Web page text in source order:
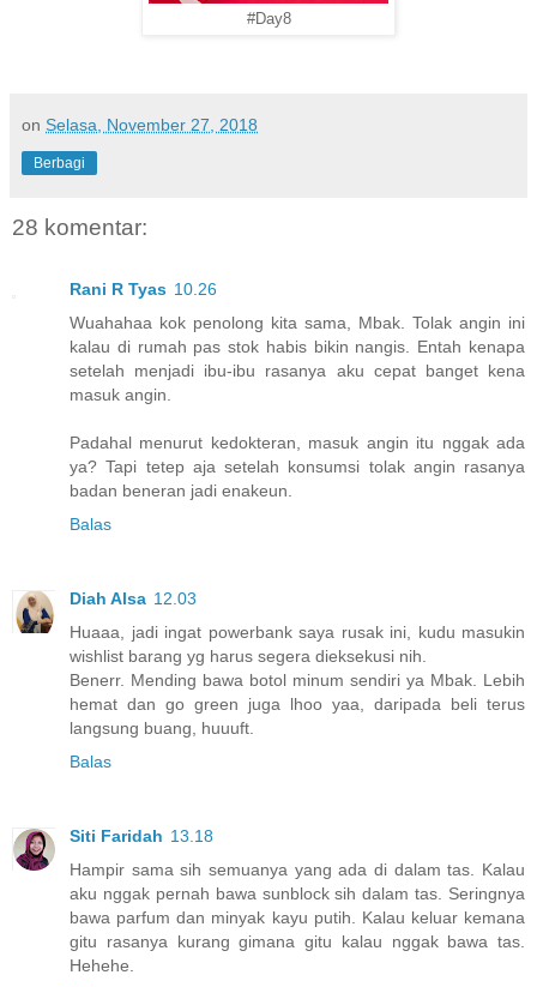
#Day8
on Selasa, November 27, 2018
Berbagi
28 komentar:
Rani R Tyas 10.26
Wuahahaa kok penolong kita sama, Mbak. Tolak angin ini
kalau di rumah pas stok habis bikin nangis. Entah kenapa
setelah menjadi ibu-ibu rasanya aku cepat banget kena
masuk angin.
Padahal menurut kedokteran, masuk angin itu nggak ada
ya? Tapi tetep aja setelah konsumsi tolak angin rasanya
badan beneran jadi enakeun.
Balas
Diah Alsa 12.03
Huaaa, jadi ingat powerbank saya rusak ini, kudu masukin
wishlist barang yg harus segera dieksekusi nih.
Benerr. Mending bawa botol minum sendiri ya Mbak. Lebih
hemat dan go green juga lhoo yaa, daripada beli terus
langsung buang, huuuft.
Balas
Siti Faridah 13.18
Hampir sama sih semuanya yang ada di dalam tas. Kalau
aku nggak pernah bawa sunblock sih dalam tas. Seringnya
bawa parfum dan minyak kayu putih. Kalau keluar kemana
gitu rasanya kurang gimana gitu kalau nggak bawa tas.
Hehehe.